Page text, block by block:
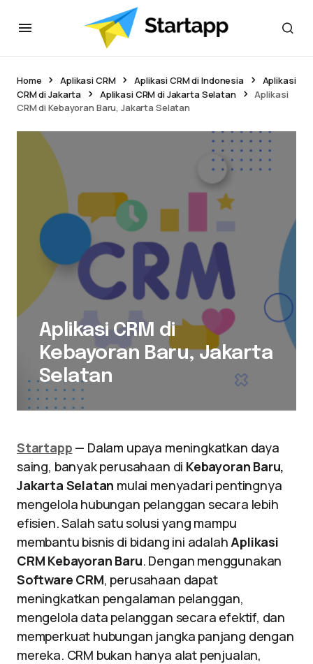
Home Aplikasi CRM Aplikasi CRM di Indonesia
Aplikasi
CRM di Jakarta
Aplikasi CRM di Jakarta Selatan
Aplikasi
CRM di Kebayoran Baru, Jakarta Selatan
Aplikasi CRM di
Kebayoran Baru, Jakarta
Selatan
Startapp — Dalam upaya meningkatkan daya
saing, banyak perusahaan di Kebayoran Baru,
Jakarta Selatan mulai menyadari pentingnya
mengelola hubungan pelanggan secara lebih
efisien. Salah satu solusi yang mampu
membantu bisnis di bidang ini adalahAplikasi
CRM Kebayoran Baru. Dengan menggunakan
Software CRM, perusahaan dapat
meningkatkan pengalaman pelanggan,
mengelola data pelanggan secara efektif, dan
memperkuat hubungan jangka panjang dengan
mereka. CRM bukan hanya alat penjualan,